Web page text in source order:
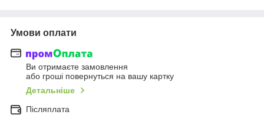
Умови оплати
Ви отримаєте замовлення
або гроші повернуться на вашу картку
Детальніше
Післяплата